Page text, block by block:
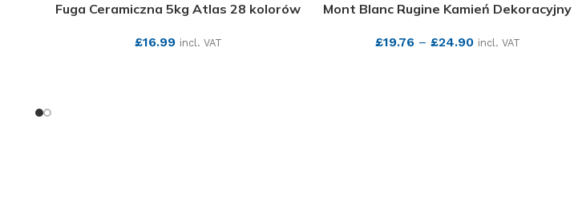
Fuga Ceramiczna 5kg Atlas 28 kolorów
£16.99 incl. VAT
Mont Blanc Rugine Kamień Dekoracyjny
£19.76– £24.90 incl. VAT